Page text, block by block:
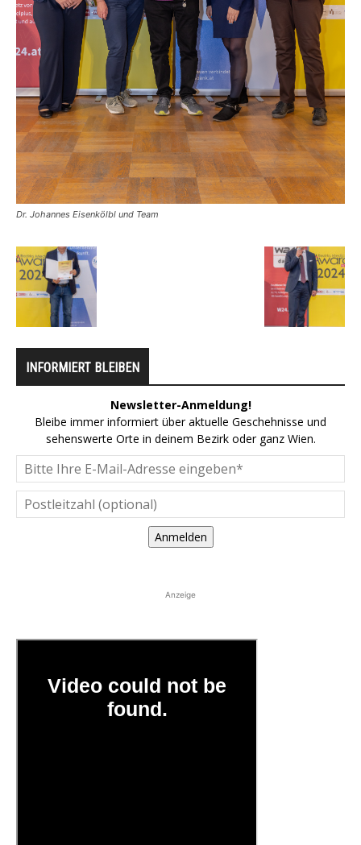
Dr. Johannes Eisenkölbl und Team
INFORMIERT BLEIBEN
Newsletter-Anmeldung!
Bleibe immer informiert über aktuelle Geschehnisse und
sehenswerte Orte in deinem Bezirk oder ganz Wien.
Anmelden
Anzeige